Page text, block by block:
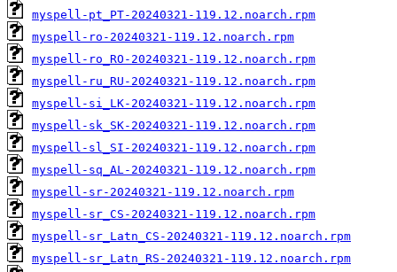
myspell-pt_PT-20240321-119.12.noarch.rpm
myspell-ro-20240321-119.12.noarch.rpm
myspell-ro_RO-20240321-119.12.noarch.rpm
myspell-ru_RU-20240321-119.12.noarch.rpm
myspell-si_LK-20240321-119.12.noarch.rpm
myspell-sk_SK-20240321-119.12.noarch.rpm
myspell-sl_SI-20240321-119.12.noarch.rpm
myspell-sq_AL-20240321-119.12.noarch.rpm
myspell-sr-20240321-119.12.noarch.rpm
myspell-sr_CS-20240321-119.12.noarch.rpm
myspell-sr_Latn_CS-20240321-119.12.noarch.rpm
myspell-sr_Latn_RS-20240321-119.12.noarch.rpm